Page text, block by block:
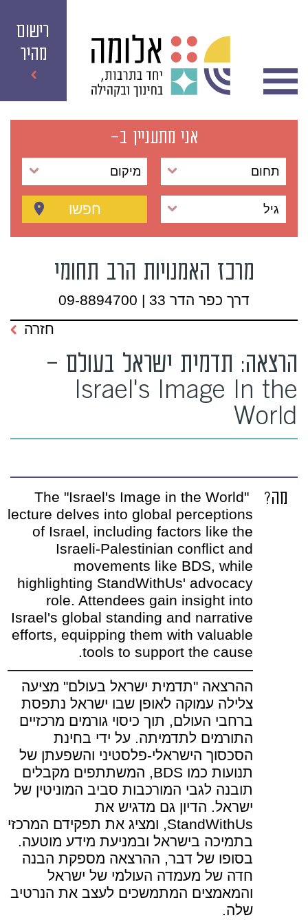
רישום
מהיר
אני מתעניין ב-
תחום מיקום
גיל חפשו
מרכז האמנויות הרב תחומי
דרך כפר הדר 33 | 09-8894700
הרצאה: תדמית ישראל בעולם –
Israel's Image In the
World
חזרה
מה?
The "Israel's Image in the World"
lecture delves into global perceptions
of Israel, including factors like the
Israeli-Palestinian conflict and
movements like BDS, while
highlighting StandWithUs' advocacy
role. Attendees gain insight into
Israel's global standing and narrative
efforts, equipping them with valuable
tools to support the cause.
—————————————————
ההרצאה "תדמית ישראל בעולם" מציעה
צלילה עמוקה לאופן שבו ישראל נתפסת
ברחבי העולם, תוך כיסוי גורמים מרכזיים
התורמים לתדמיתה. על ידי בחינת
הסכסוך הישראלי-פלסטיני והשפעתן של
תנועות כמו BDS, המשתתפים מקבלים
תובנה לגבי המורכבות סביב המוניטין של
ישראל. הדיון גם מדגיש את
StandWithUs, ומציג את תפקידם המרכזי
בתמיכה בישראל ובמניעת מידע מוטעה.
בסופו של דבר, ההרצאה מספקת הבנה
חדה של מעמדה העולמי של ישראל
והמאמצים המתמשכים לעצב את הנרטיב
שלה.